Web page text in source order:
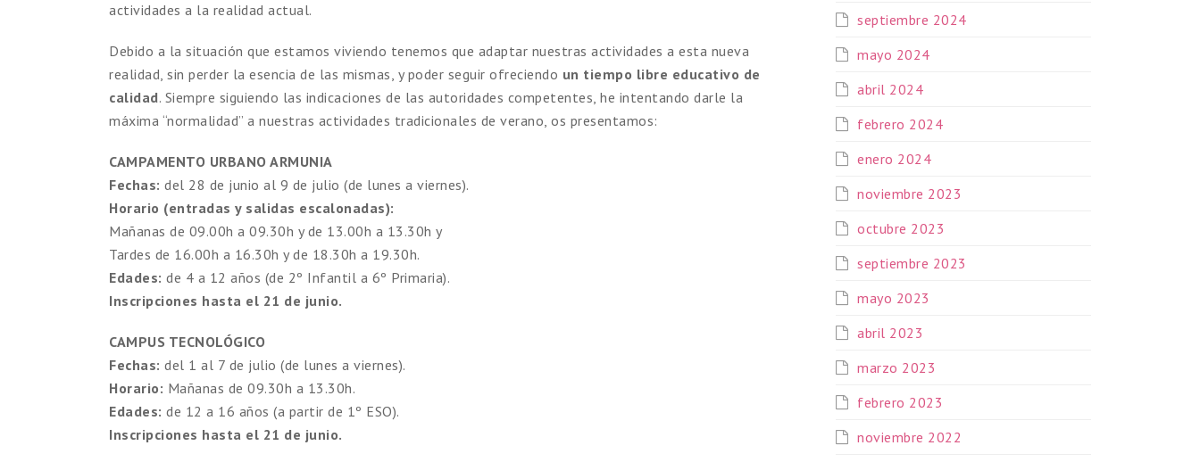
actividades a la realidad actual.
Debido a la situación que estamos viviendo tenemos que adaptar nuestras actividades a esta nueva
realidad, sin perder la esencia de las mismas, y poder seguir ofreciendo un tiempo libre educativo de
calidad. Siempre siguiendo las indicaciones de las autoridades competentes, he intentando darle la
máxima “normalidad” a nuestras actividades tradicionales de verano, os presentamos:
CAMPAMENTO URBANO ARMUNIA
Fechas: del 28 de junio al 9 de julio (de lunes a viernes).
Horario (entradas y salidas escalonadas):
Mañanas de 09.00h a 09.30h y de 13.00h a 13.30h y
Tardes de 16.00h a 16.30h y de 18.30h a 19.30h.
Edades: de 4 a 12 años (de 2º Infantil a 6º Primaria).
Inscripciones hasta el 21 de junio.
CAMPUS TECNOLÓGICO
Fechas: del 1 al 7 de julio (de lunes a viernes).
Horario: Mañanas de 09.30h a 13.30h.
Edades: de 12 a 16 años (a partir de 1º ESO).
Inscripciones hasta el 21 de junio.
septiembre 2024
mayo 2024
abril 2024
febrero 2024
enero 2024
noviembre 2023
octubre 2023
septiembre 2023
mayo 2023
abril 2023
marzo 2023
febrero 2023
noviembre 2022